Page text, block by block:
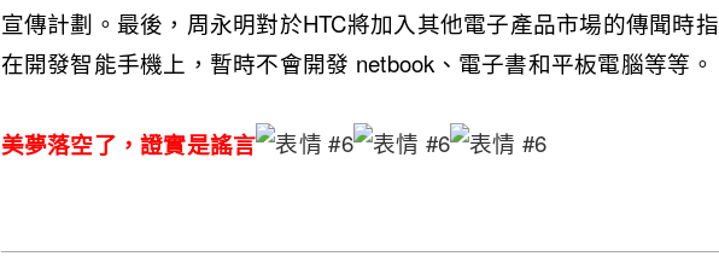
宣傳計劃。最後，周永明對於HTC將加入其他電子產品市場的傳聞時
在開發智能手機上，暫時不會開發 netbook、電子書和平板電腦等等。
美夢落空了，證實是謠言